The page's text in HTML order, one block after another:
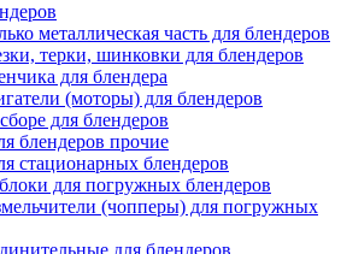
металлическая часть для блендеров
терки, шинковки для блендеров
для блендера
(моторы) для блендеров
для блендеров
блендеров прочие
стационарных блендеров
для погружных блендеров
(чопперы) для погружных
для блендеров